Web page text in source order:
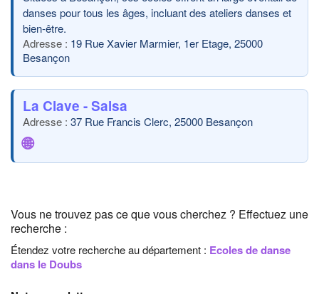
danses pour tous les âges, incluant des ateliers danses et
bien-être.
19 Rue Xavier Marmier, 1er Etage, 25000
Besançon
La Clave - Salsa
37 Rue Francis Clerc, 25000 Besançon
🌐
Vous ne trouvez pas ce que vous cherchez ? Effectuez une
recherche :
Étendez votre recherche au département : Ecoles de danse
dans le Doubs